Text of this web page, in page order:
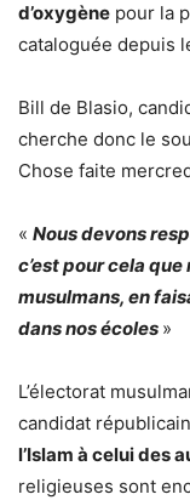
d’oxygène pour la
cataloguée depuis
Bill de Blasio,
cherche donc le
Chose faite
« Nous devons
c’est pour cela
musulmans, en
dans nos écoles »
L’électorat
candidat
l’Islam à celui des
religieuses sont